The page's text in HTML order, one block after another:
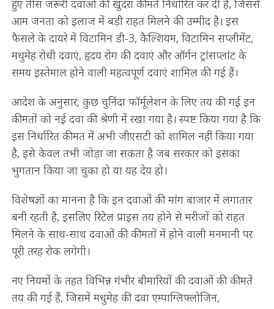
हुए तीस जरूरी दवाओं की खुदरा कीमतें निर्धारित कर दी हैं, जिससे
आम जनता को इलाज में बड़ी राहत मिलने की उम्मीद है। इस
फैसले के दायरे में विटामिन डी-3, कैल्शियम, विटामिन सप्लीमेंट,
मधुमेह रोधी दवाएं, हृदय रोग की दवाएं और ऑर्गन ट्रांसप्लांट के
समय इस्तेमाल होने वाली महत्वपूर्ण दवाएं शामिल की गई हैं।
आदेश के अनुसार, कुछ चुनिंदा फॉर्मूलेशन के लिए तय की गई इन
कीमतों को नई दवा की श्रेणी में रखा गया है। स्पष्ट किया गया है कि
इस निर्धारित कीमत में अभी जीएसटी को शामिल नहीं किया गया
है, इसे केवल तभी जोड़ा जा सकता है जब सरकार को इसका
भुगतान किया जा चुका हो या यह देय हो।
विशेषज्ञों का मानना है कि इन दवाओं की मांग बाजार में लगातार
बनी रहती है, इसलिए रिटेल प्राइस तय होने से मरीजों को राहत
मिलने के साथ-साथ दवाओं की कीमतों में होने वाली मनमानी पर
पूरी तरह रोक लगेगी।
नए नियमों के तहत विभिन्न गंभीर बीमारियों की दवाओं की कीमतें
तय की गई हैं, जिसमें मधुमेह की दवा एम्पाग्लिफ्लोजिन,